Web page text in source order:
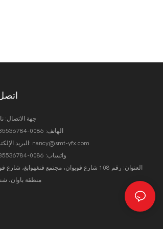
جهة الاتصال:
الهاتف: 0086-13235536784
البريد الإلكتروني: nancy@smt-yfx.com
واتساب: 0086-13235536784
العنوان: رقم 108 شارع فويوان، مجتمع فنغهوانغ، شارع
منطقة باوان،